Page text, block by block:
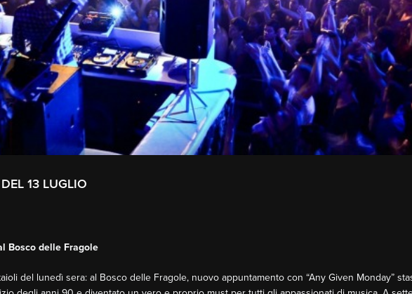
13 LUGLIO
Bosco delle Fragole
del lunedì sera: al Bosco delle Fragole, nuovo appuntamento con “Any Given Monday”